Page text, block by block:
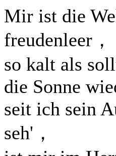
Mir ist die
freudenleer，
so kalt als
die Sonne
seit ich sein
seh'，